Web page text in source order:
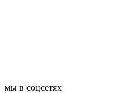
мы в соцсетях